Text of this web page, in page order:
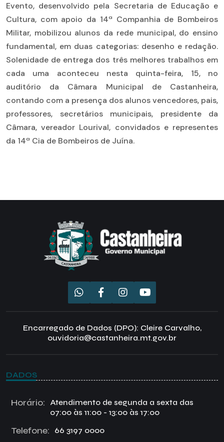
Evento, desenvolvido pela Secretaria de Educação e
Cultura, com apoio da 14ª Companhia de Bombeiros
Militar, mobilizou alunos da rede municipal, do ensino
fundamental, em duas categorias: desenho e redação.
Solenidade de entrega dos três melhores trabalhos em
cada uma aconteceu nesta quinta-feira, 15, no
auditório da Câmara Municipal de Castanheira,
contando com a presença dos alunos vencedores, pais,
professores, secretários municipais, presidente da
Câmara, vereador Lourival, convidados e representes
da 14ª Cia de Bombeiros de Juína.
Encarregado de Dados (DPO): Cleire Carvalho,
ouvidoria@castanheira.mt.gov.br
DADOS
Horário:
Atendimento de segunda a sexta das
07:00 às 11:00 - 13:00 às 17:00
Telefone: 66 3197 0000